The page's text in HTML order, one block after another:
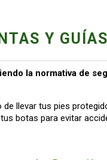
Y
la normativa de
de llevar tus pies
botas para evitar